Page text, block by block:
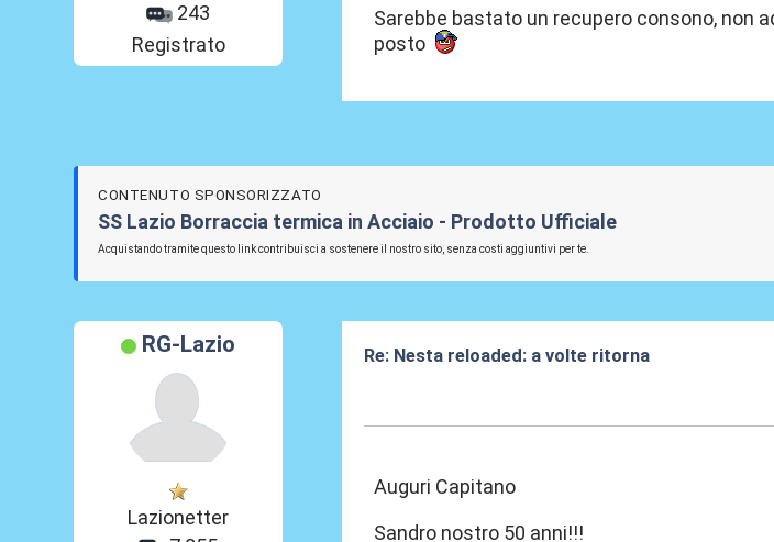
243
Registrato
Sarebbe bastato un recupero consono, non
posto
CONTENUTO SPONSORIZZATO
SS Lazio Borraccia termica in Acciaio - Prodotto Ufficiale
Acquistando tramite questo link contribuisci a sostenere il nostro sito, senza costi aggiuntivi per te.
RG-Lazio
Lazionetter
Re: Nesta reloaded: a volte ritorna
Auguri Capitano
Sandro nostro 50 anni!!!